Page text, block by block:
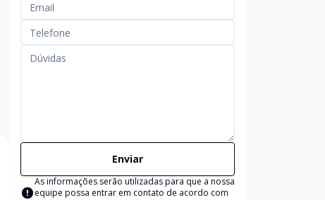
Enviar
As informações serão utilizadas para que a nossa
equipe possa entrar em contato de acordo com